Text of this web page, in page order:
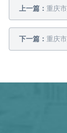
上一篇： 重庆
下一篇： 重庆市